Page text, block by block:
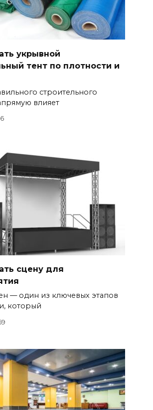
укрывной
тент по плотности и
строительного
влияет
сцену для
— один из ключевых этапов
который